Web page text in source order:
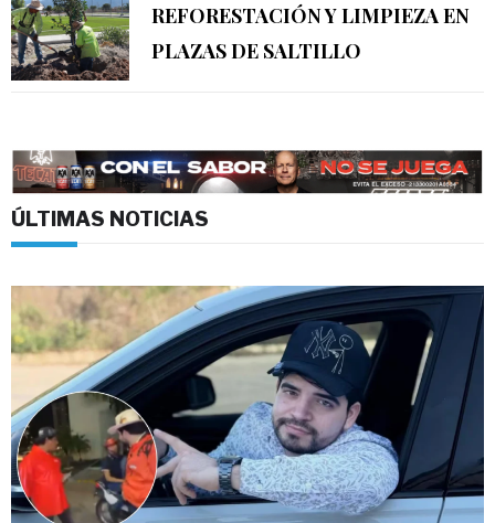
REFORESTACIÓN Y LIMPIEZA EN
PLAZAS DE SALTILLO
ÚLTIMAS NOTICIAS